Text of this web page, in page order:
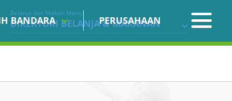
BANDARA PERUSAHAAN
Belanja dan Makan Menu
DIREKTORI BELANJA & MAKANAN